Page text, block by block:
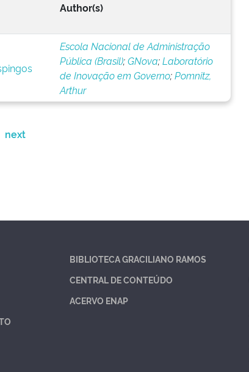
Author(s)
Escola Nacional de Administração
Pública (Brasil);GNova;Laboratório
de Inovação em Governo;Pomnitz,
Arthur
next
BIBLIOTECA GRACILIANO RAMOS
CENTRAL DE CONTEÚDO
ACERVO ENAP